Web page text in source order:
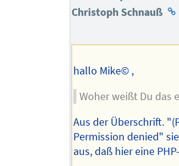
Christoph Schnauß
hallo Mike© ,
Woher weißt Du das
Aus der Überschrift.
Permission denied"
aus, daß hier eine